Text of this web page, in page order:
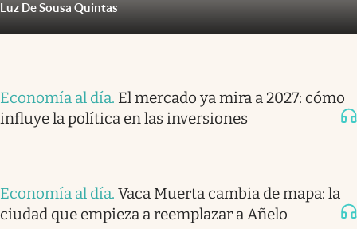
Luz De Sousa Quintas
Economía al día. El mercado ya mira a 2027: cómo
influye la política en las inversiones
Economía al día. Vaca Muerta cambia de mapa: la
ciudad que empieza a reemplazar a Añelo